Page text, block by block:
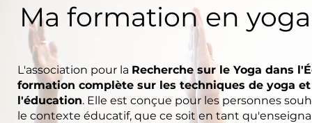
Ma formation en
L'association pour la Recherche sur le Yoga dans
formation complète sur les techniques de yoga
l'éducation. Elle est conçue pour les personnes
le contexte éducatif, que ce soit en tant